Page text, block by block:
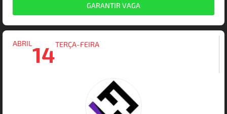
GARANTIR VAGA
ABRIL 14TERÇA-FEIRA